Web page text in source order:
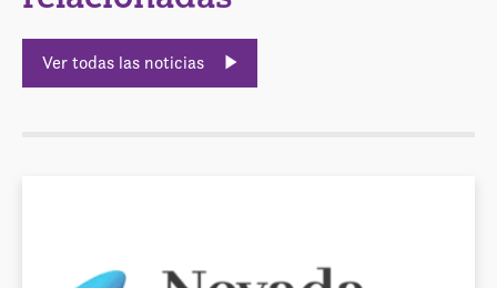
Ver todas las noticias